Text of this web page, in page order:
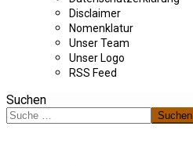
Disclaimer
Nomenklatur
Unser Team
Unser Logo
RSS Feed
Suchen
Suchen